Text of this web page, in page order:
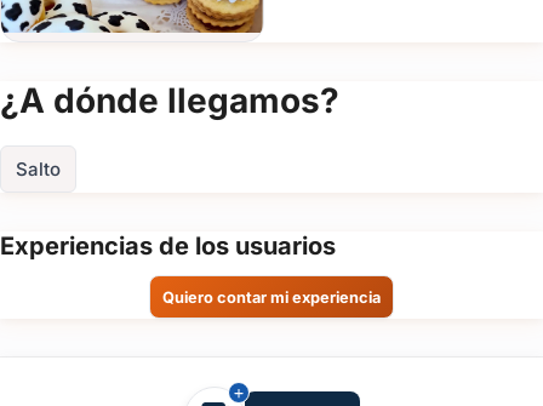
¿A dónde llegamos?
Salto
Experiencias de los usuarios
Quiero contar mi experiencia
Fecha
del
evento